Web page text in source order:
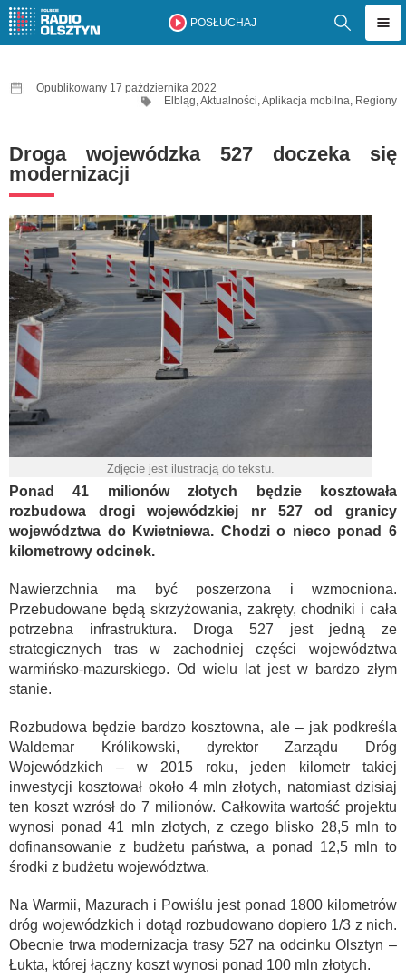
POSŁUCHAJ
Opublikowany 17 października 2022
Elbląg,Aktualności,Aplikacja mobilna, Regiony
Droga wojewódzka 527 doczeka się
modernizacji
Zdjęcie jest ilustracją do tekstu.
Ponad 41 milionów złotych będzie kosztowała
rozbudowa drogi wojewódzkiej nr 527 od granicy
województwa do Kwietniewa. Chodzi o nieco ponad 6
kilometrowy odcinek.
Nawierzchnia ma być poszerzona i wzmocniona.
Przebudowane będą skrzyżowania, zakręty, chodniki i cała
potrzebna infrastruktura. Droga 527 jest jedną ze
strategicznych tras w zachodniej części województwa
warmińsko-mazurskiego. Od wielu lat jest w bardzo złym
stanie.
Rozbudowa będzie bardzo kosztowna, ale – jak podkreśla
Waldemar Królikowski, dyrektor Zarządu Dróg
Wojewódzkich – w 2015 roku, jeden kilometr takiej
inwestycji kosztował około 4 mln złotych, natomiast dzisiaj
ten koszt wzrósł do 7 milionów. Całkowita wartość projektu
wynosi ponad 41 mln złotych, z czego blisko 28,5 mln to
dofinansowanie z budżetu państwa, a ponad 12,5 mln to
środki z budżetu województwa.
Na Warmii, Mazurach i Powiślu jest ponad 1800 kilometrów
dróg wojewódzkich i dotąd rozbudowano dopiero 1/3 z nich.
Obecnie trwa modernizacja trasy 527 na odcinku Olsztyn –
Łukta, której łączny koszt wynosi ponad 100 mln złotych.